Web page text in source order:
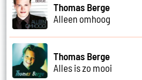
Thomas Berge
Alleen omhoog
Thomas Berge
Alles is zo mooi